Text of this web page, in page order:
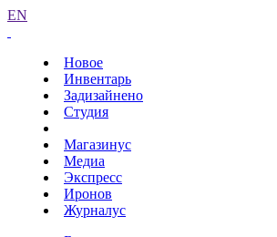
EN
Новое
Инвентарь
Задизайнено
Студия
Магазинус
Медиа
Экспресс
Иронов
Журналус